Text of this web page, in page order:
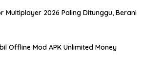
Multiplayer 2026 Paling Ditunggu, Berani
Offline Mod APK Unlimited Money